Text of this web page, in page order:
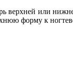
верхней или
форму к